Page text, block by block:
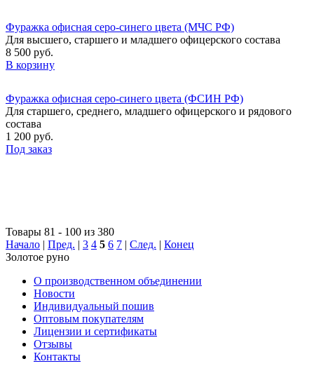
Фуражка офисная серо-синего цвета (МЧС РФ)
Для высшего, старшего и младшего офицерского состава
8 500 руб.
В корзину
Фуражка офисная серо-синего цвета (ФСИН РФ)
Для старшего, среднего, младшего офицерского и рядового
состава
1 200 руб.
Под заказ
Товары 81 - 100 из 380
Начало | Пред. | 3 4 5 6 7 | След. | Конец
Золотое руно
О производственном объединении
Новости
Индивидуальный пошив
Оптовым покупателям
Лицензии и сертификаты
Отзывы
Контакты